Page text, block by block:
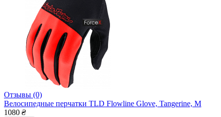
Отзывы (0)
Велосипедные перчатки TLD Flowline Glove, Tangerine, M
1080 ₴